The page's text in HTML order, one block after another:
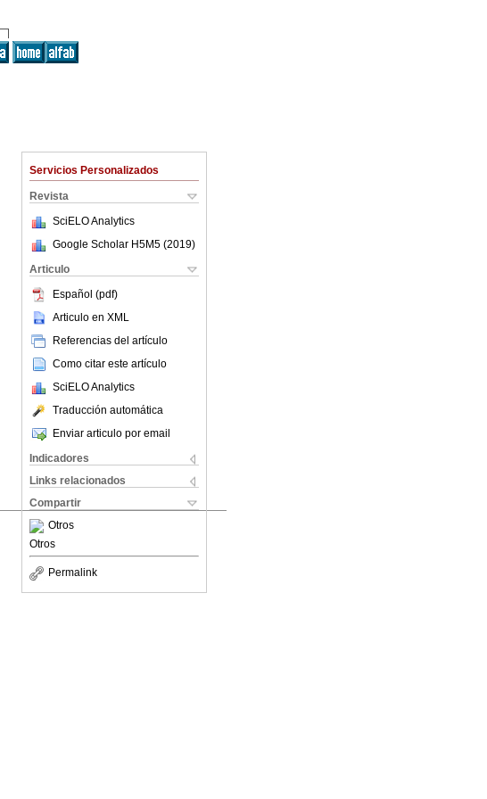
Servicios Personalizados
Revista
SciELO Analytics
Google Scholar H5M5 (2019)
Articulo
Español (pdf)
Articulo en XML
Referencias del artículo
Como citar este artículo
SciELO Analytics
Traducción automática
Enviar articulo por email
Indicadores
Links relacionados
Compartir
Otros
Otros
Permalink